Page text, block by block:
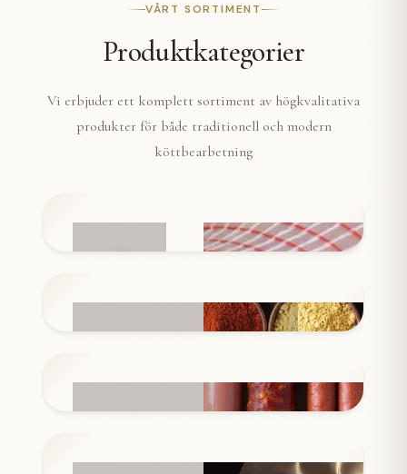
VÅRT SORTIMENT
Produktkategorier
Vi erbjuder ett komplett sortiment av högkvalitativa
produkter för både traditionell och modern
köttbearbetning